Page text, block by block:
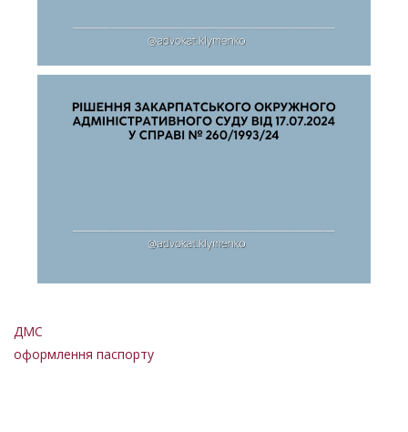
ДМС
оформлення паспорту